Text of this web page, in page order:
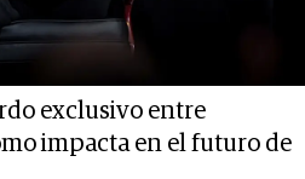
exclusivo entre
impacta en el futuro de